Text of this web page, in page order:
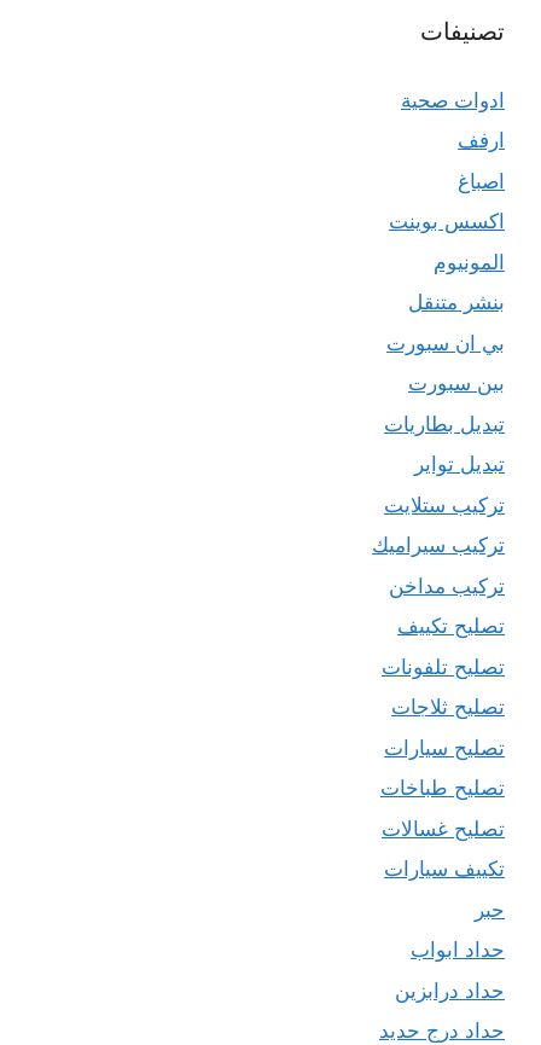
تصنيفات
ادوات صحية
ارفف
اصباغ
اكسس بوينت
المونيوم
بنشر متنقل
بي ان سبورت
بين سبورت
تبديل بطاريات
تبديل تواير
تركيب ستلايت
تركيب سيراميك
تركيب مداخن
تصليح تكييف
تصليح تلفونات
تصليح ثلاجات
تصليح سيارات
تصليح طباخات
تصليح غسالات
تكييف سيارات
حبر
حداد ابواب
حداد درابزين
حداد درج حديد